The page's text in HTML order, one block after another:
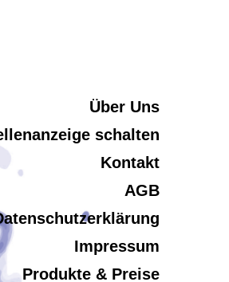
Über Uns
schalten
Kontakt
AGB
Impressum
Produkte & Preise